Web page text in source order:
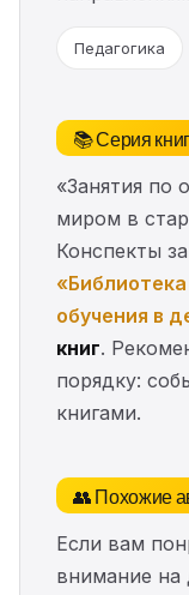
Педагогика
📚 Серия
«Занятия
миром в
Конспекты
обучения в
книг.
порядку:
книгами.
👥 Похожие
Если вам
внимание на